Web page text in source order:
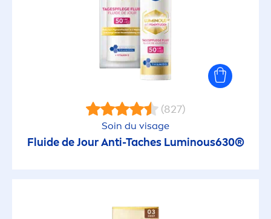
(827)
Soin du visage
Fluide de Jour Anti-Taches Luminous630®